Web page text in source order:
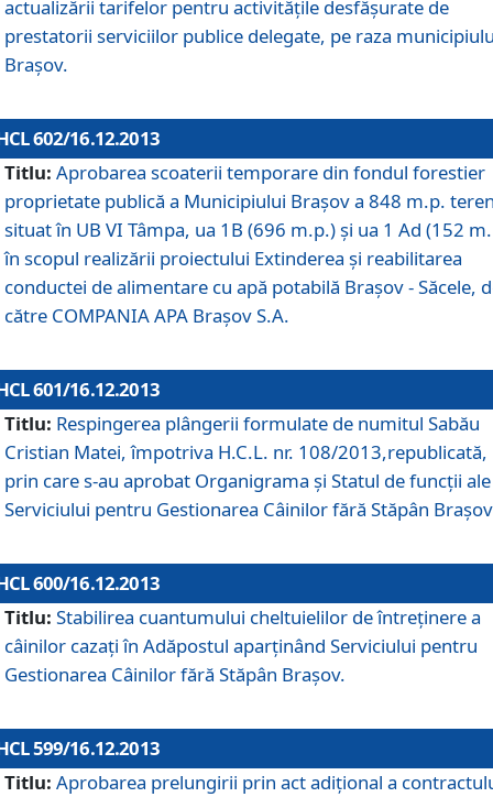
actualizării tarifelor pentru activităţile desfăşurate de
prestatorii serviciilor publice delegate, pe raza
Braşov.
602/16.12.2013
Titlu: Aprobarea scoaterii temporare din fondul forestier
proprietate publică a Municipiului Braşov a 848 m.p.
situat în UB VI Tâmpa, ua 1B (696 m.p.) şi ua 1 Ad (152
în scopul realizării proiectului Extinderea şi reabilitarea
conductei de alimentare cu apă potabilă Braşov - Săcele,
către COMPANIA APA Braşov S.A.
601/16.12.2013
Titlu: Respingerea plângerii formulate de numitul Sabău
Cristian Matei, împotriva H.C.L. nr. 108/2013,republicată,
prin care s-au aprobat Organigrama şi Statul de funcţii ale
Serviciului pentru Gestionarea Câinilor fără Stăpân
600/16.12.2013
Titlu: Stabilirea cuantumului cheltuielilor de întreţinere a
câinilor cazaţi în Adăpostul aparţinând Serviciului pentru
Gestionarea Câinilor fără Stăpân Braşov.
599/16.12.2013
Titlu: Aprobarea prelungirii prin act adiţional a